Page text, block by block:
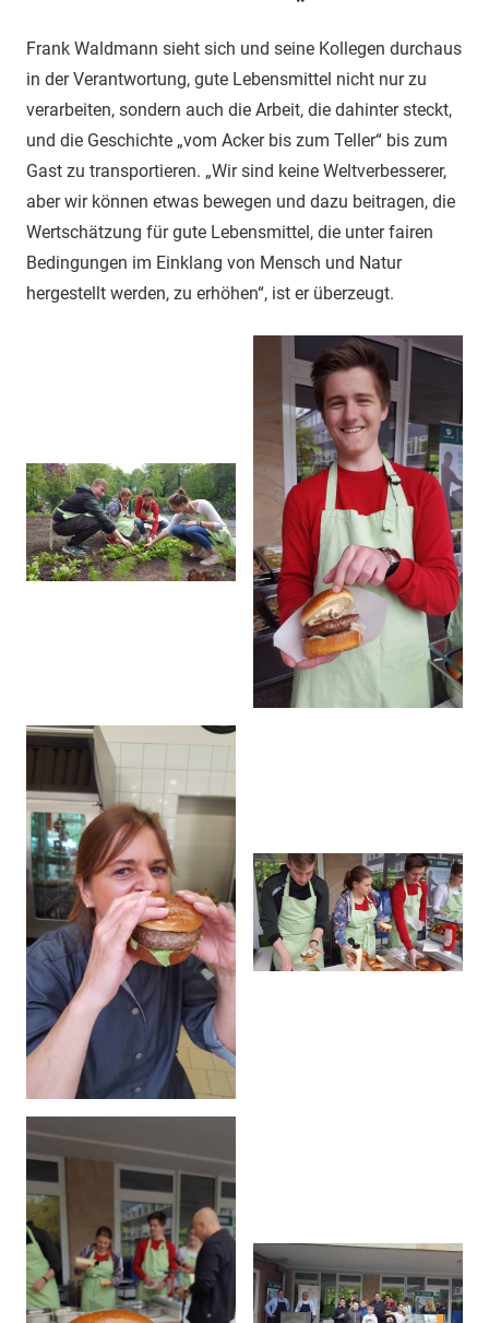
Frank Waldmann sieht sich und seine Kollegen durchaus
in der Verantwortung, gute Lebensmittel nicht nur zu
verarbeiten, sondern auch die Arbeit, die dahinter steckt,
und die Geschichte „vom Acker bis zum Teller“ bis zum
Gast zu transportieren. „Wir sind keine Weltverbesserer,
aber wir können etwas bewegen und dazu beitragen, die
Wertschätzung für gute Lebensmittel, die unter fairen
Bedingungen im Einklang von Mensch und Natur
hergestellt werden, zu erhöhen“, ist er überzeugt.